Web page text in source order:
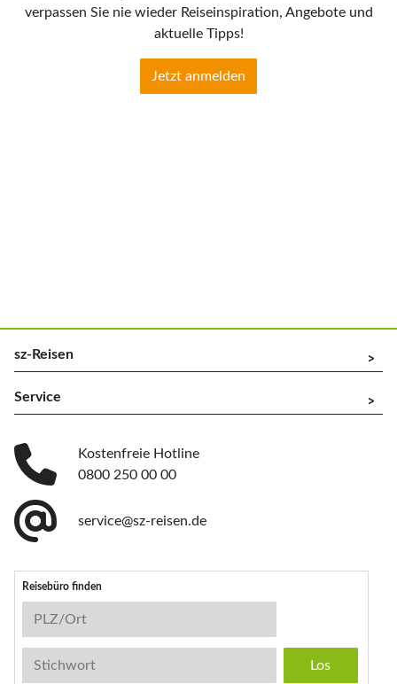
verpassen Sie nie wieder Reiseinspiration, Angebote und
aktuelle Tipps!
Jetzt anmelden
sz-Reisen ^
Service ^
Kostenfreie Hotline
0800 250 00 00
service@sz-reisen.de
Reisebüro finden
Reisebüro-Suche
PLZ/Ort